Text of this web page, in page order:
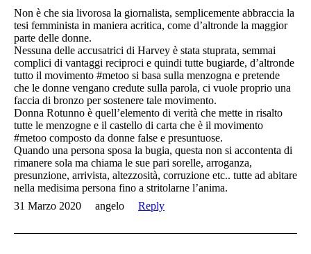
Non è che sia livorosa la giornalista, semplicemente abbraccia la
tesi femminista in maniera acritica, come d’altronde la maggior
parte delle donne.
Nessuna delle accusatrici di Harvey è stata stuprata, semmai
complici di vantaggi reciproci e quindi tutte bugiarde, d’altronde
tutto il movimento #metoo si basa sulla menzogna e pretende
che le donne vengano credute sulla parola, ci vuole proprio una
faccia di bronzo per sostenere tale movimento.
Donna Rotunno è quell’elemento di verità che mette in risalto
tutte le menzogne e il castello di carta che è il movimento
#metoo composto da donne false e presuntuose.
Quando una persona sposa la bugia, questa non si accontenta di
rimanere sola ma chiama le sue pari sorelle, arroganza,
presunzione, arrivista, altezzosità, corruzione etc.. tutte ad abitare
nella medisima persona fino a stritolarne l’anima.
31 Marzo 2020
angelo Reply